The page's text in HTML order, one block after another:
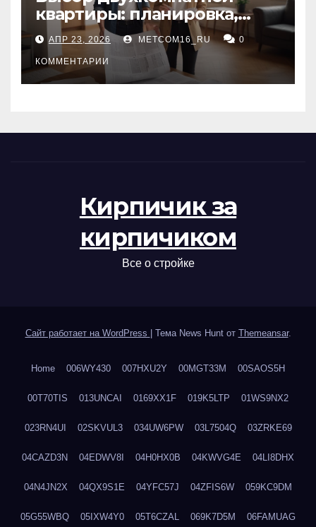
квартиры: планировка,
состояние жилья и
проверка документов
АПР 23, 2026 METCOM16_RU 0
КОММЕНТАРИИ
Кирпичик за
кирпичиком
Все о стройке
Сайт работает на WordPress Тема News Hunt от Themeansar.
Home 006WY430 007HXU2Y 00MGT33M 00SAOS5H
00T70TIS 013UNCAI 0169XX1F 019K5LTP 01WS9NX2
023RN4UI 02SKVUL3 034UW6PW 03L7504Q 03ZRKE69
04CAZD3N 04EDWV8I 04H0HX0B 04KWVG4E 04LI8DHX
04N4JN2X 04QX9S1E 04YFC57J 04ZFIS6W 059KC9DM
05G55WBQ 05IXW4Y0 05T6CZAL 069K7D5M 06FAMUAG